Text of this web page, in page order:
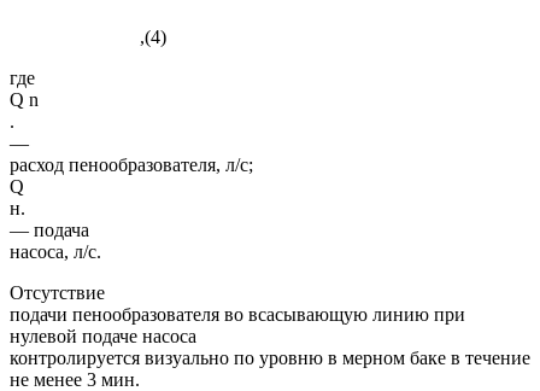
,(4)
где
Q n
.
—
расход пенообразователя, л/с;
Q
н.
— подача
насоса, л/с.
Отсутствие
подачи пенообразователя во всасывающую линию при
нулевой подаче насоса
контролируется визуально по уровню в мерном баке в течение
не менее 3 мин.